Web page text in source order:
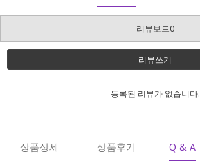
리뷰보드0
리뷰쓰기
등록된 리뷰가 없습니다.
상품상세 상품후기 Q & A